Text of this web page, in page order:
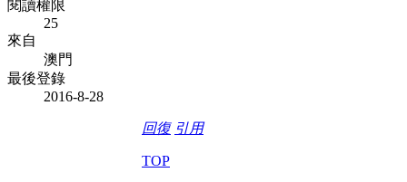
閱讀權限
25
來自
澳門
最後登錄
2016-8-28
回復 引用
TOP